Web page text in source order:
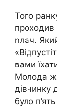
Того
проходив
nлач.
вами
Молода
дівчинку
було